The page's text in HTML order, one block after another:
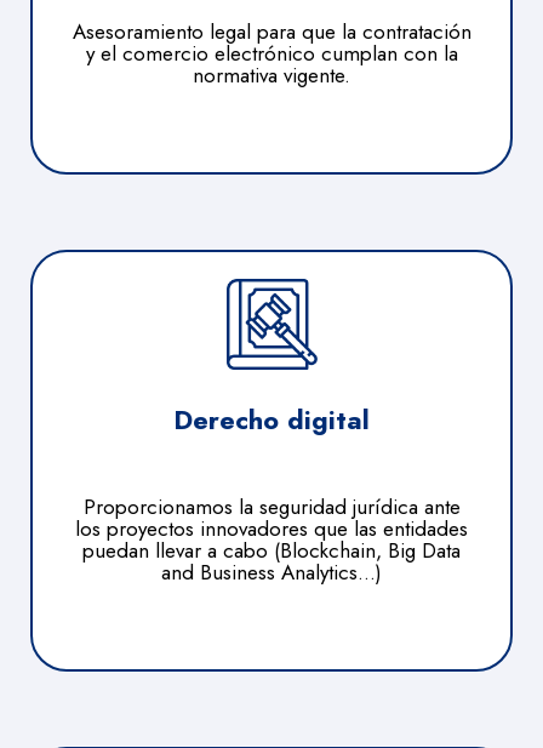
Asesoramiento legal para que la contratación
y el comercio electrónico cumplan con la
normativa vigente.
Derecho digital
Proporcionamos la seguridad jurídica ante
los proyectos innovadores que las entidades
puedan llevar a cabo (Blockchain, Big Data
and Business Analytics…)